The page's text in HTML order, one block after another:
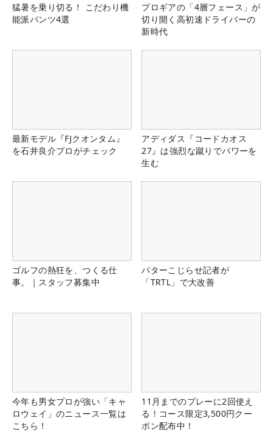
猛暑を乗り切る！ こだわり機
能派パンツ4選
プロギアの「4層フェース」が
切り開く高初速ドライバーの
新時代
最新モデル『FJクオンタム』
を石井良介プロがチェック
アディダス『コードカオス
27』は強烈な蹴りでパワーを
生む
ゴルフの熱狂を、つくる仕
事。｜スタッフ募集中
パターこじらせ記者が
「TRTL」で大改善
今年も男女プロが強い「キャ
ロウェイ」のニュース一覧は
こちら！
11月までのプレーに2回使え
る！コース限定3,500円クー
ポン配布中！